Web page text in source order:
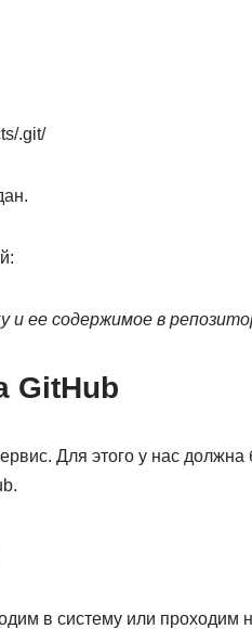
.git/
и ее содержимое в
GitHub
Для этого у нас должна
в систему или проходим